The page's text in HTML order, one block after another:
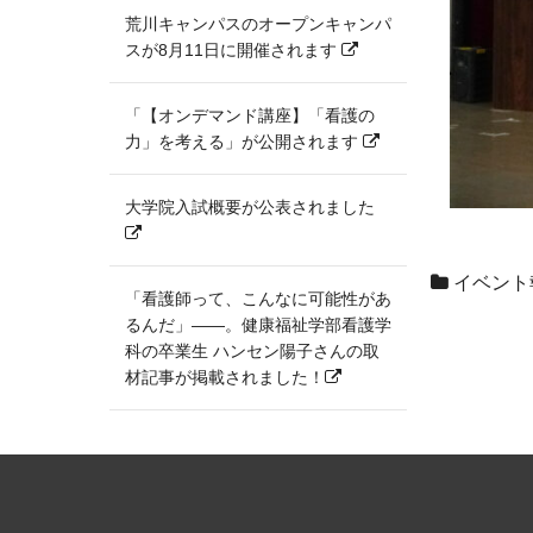
イベン
荒川キャンパスのオープンキャンパ
スが8月11日に開催されます
「【オンデマンド講座】「看護の
力」を考える」が公開されます
大学院入試概要が公表されました
「看護師って、こんなに可能性があ
るんだ」――。健康福祉学部看護学
科の卒業生 ハンセン陽子さんの取
材記事が掲載されました！